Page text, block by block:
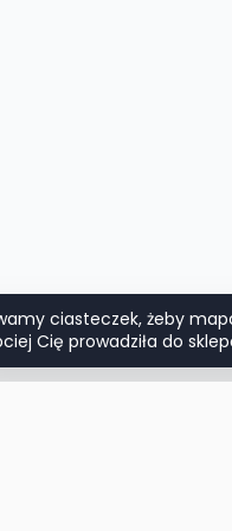
ciasteczek, żeby
Cię prowadziła do